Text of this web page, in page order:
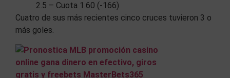
2.5 – Cuota 1.60 (-166)
Cuatro de sus más recientes cinco cruces tuvieron 3 o
más goles.